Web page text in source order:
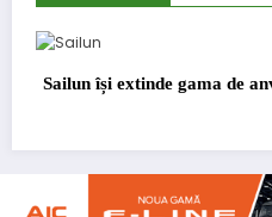
pentru camioane